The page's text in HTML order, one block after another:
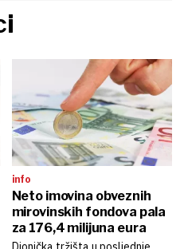
info
Neto imovina obveznih
mirovinskih fondova pala
za 176,4 milijuna eura